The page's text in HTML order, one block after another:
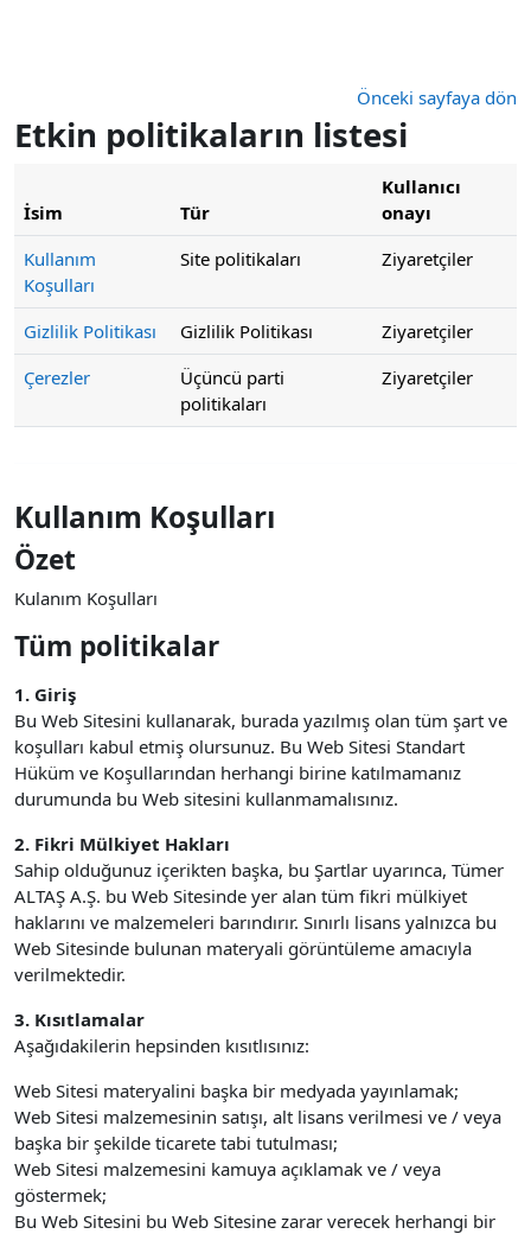
Önceki sayfaya dön
Etkin politikaların listesi
İsim Tür
Kullanıcı
onayı
Kullanım
Koşulları
Site politikaları Ziyaretçiler
Gizlilik Politikası Gizlilik Politikası
Ziyaretçiler
Çerezler
Üçüncü parti
politikaları
Ziyaretçiler
Kullanım Koşulları
Özet
Kulanım Koşulları
Tüm politikalar
1. Giriş
Bu Web Sitesini kullanarak, burada yazılmış olan tüm şart ve
koşulları kabul etmiş olursunuz. Bu Web Sitesi Standart
Hüküm ve Koşullarından herhangi birine katılmamanız
durumunda bu Web sitesini kullanmamalısınız.
2. Fikri Mülkiyet Hakları
Sahip olduğunuz içerikten başka, bu Şartlar uyarınca, Tümer
ALTAŞ A.Ş. bu Web Sitesinde yer alan tüm fikri mülkiyet
haklarını ve malzemeleri barındırır. Sınırlı lisans yalnızca bu
Web Sitesinde bulunan materyali görüntüleme amacıyla
verilmektedir.
3. Kısıtlamalar
Aşağıdakilerin hepsinden kısıtlısınız:
Web Sitesi materyalini başka bir medyada yayınlamak;
Web Sitesi malzemesinin satışı, alt lisans verilmesi ve / veya
başka bir şekilde ticarete tabi tutulması;
Web Sitesi malzemesini kamuya açıklamak ve / veya
göstermek;
Bu Web Sitesini bu Web Sitesine zarar verecek herhangi bir